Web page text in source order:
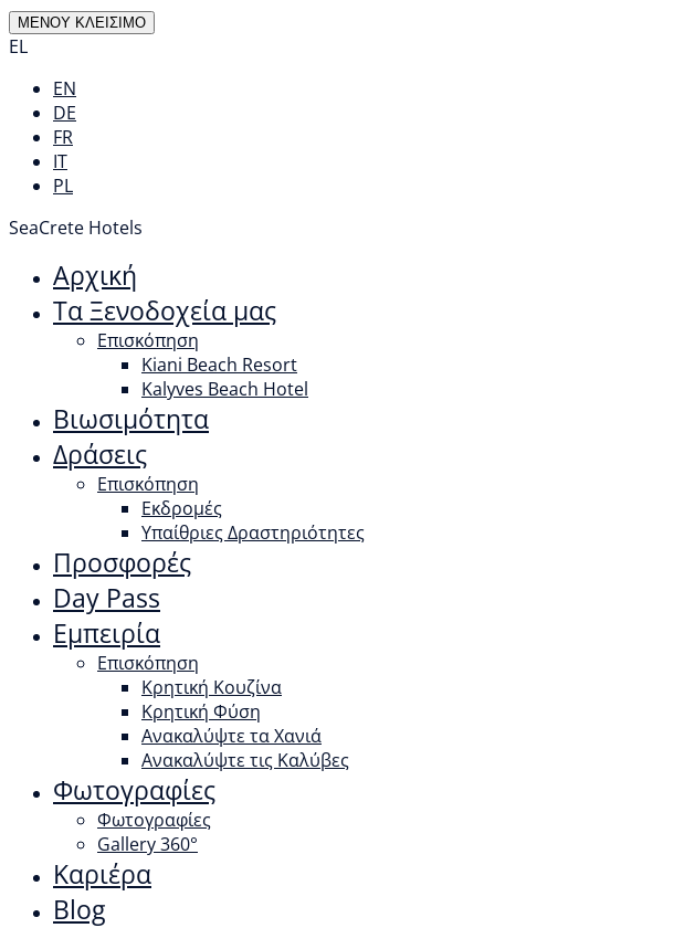
ΜΕΝΟΥ ΚΛΕΙΣΙΜΟ
EL
EN
DE
FR
IT
PL
SeaCrete Hotels
Αρχική
Τα Ξενοδοχεία μας
Επισκόπηση
Kiani Beach Resort
Kalyves Beach Hotel
Βιωσιμότητα
Δράσεις
Επισκόπηση
Εκδρομές
Υπαίθριες Δραστηριότητες
Προσφορές
Day Pass
Εμπειρία
Επισκόπηση
Κρητική Κουζίνα
Κρητική Φύση
Ανακαλύψτε τα Χανιά
Ανακαλύψτε τις Καλύβες
Φωτογραφίες
Φωτογραφίες
Gallery 360°
Καριέρα
Blog